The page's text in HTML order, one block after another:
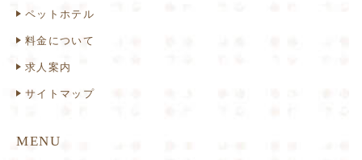
ペットホテル
料金について
求人案内
サイトマップ
MENU